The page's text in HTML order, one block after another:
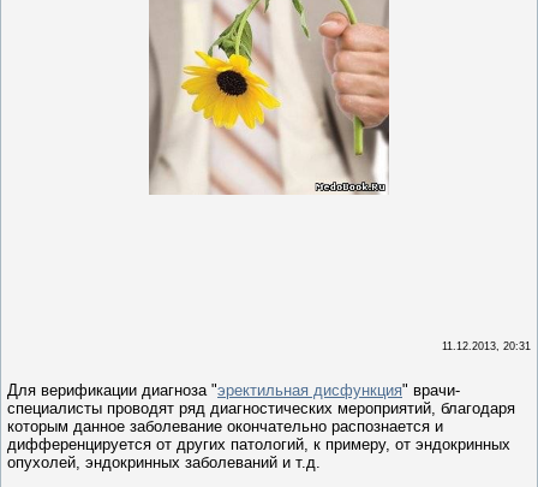
11.12.2013, 20:31
Для верификации диагноза "эректильная дисфункция" врачи-
специалисты проводят ряд диагностических мероприятий, благодаря
которым данное заболевание окончательно распознается и
дифференцируется от других патологий, к примеру, от эндокринных
опухолей, эндокринных заболеваний и т.д.